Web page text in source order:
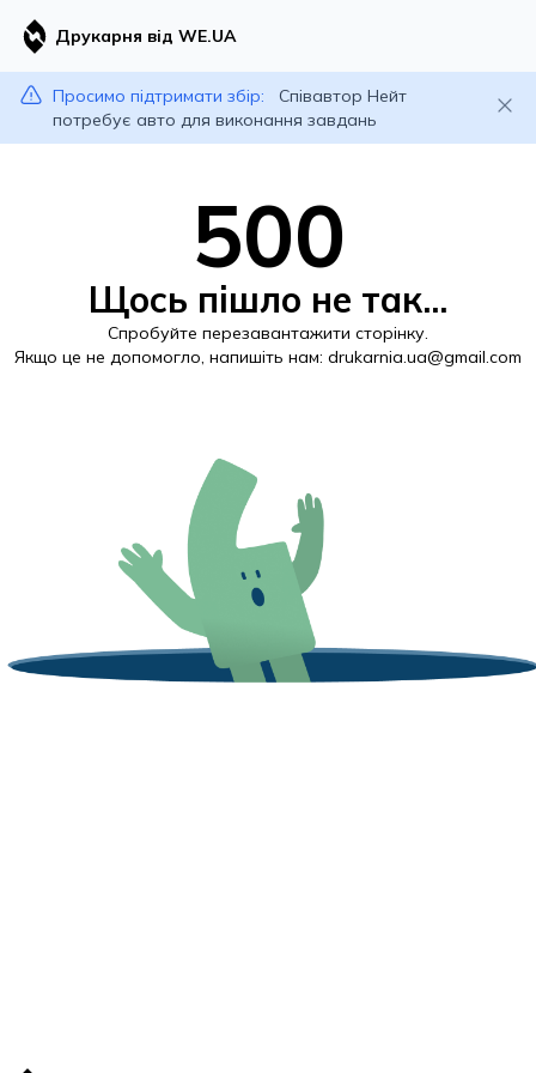
Друкарня від WE.UA
Просимо підтримати збір:
Співавтор Нейт
потребує авто для виконання завдань
500
Щось пішло не так...
Спробуйте перезавантажити сторінку.
Якщо це не допомогло, напишіть нам: drukarnia.ua@gmail.com